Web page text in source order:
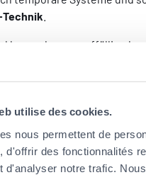
utilise des cookies.
nous permettent de
d'offrir des fonctionnalités
d'analyser notre trafic.
besonders unauffällig,
die an den vier Ecken
Alarmanlagen
erkennen